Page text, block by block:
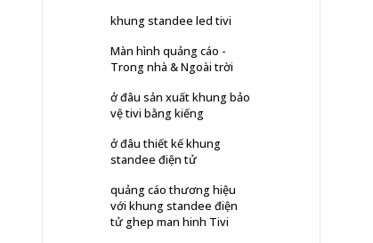
khung standee led tivi
Màn hình quảng cáo -
Trong nhà & Ngoài trời
ở đâu sản xuất khung bảo
vệ tivi bằng kiếng
ở đâu thiết kế khung
standee điện tử
quảng cáo thương hiệu
với khung standee điện
tử ghep man hinh Tivi